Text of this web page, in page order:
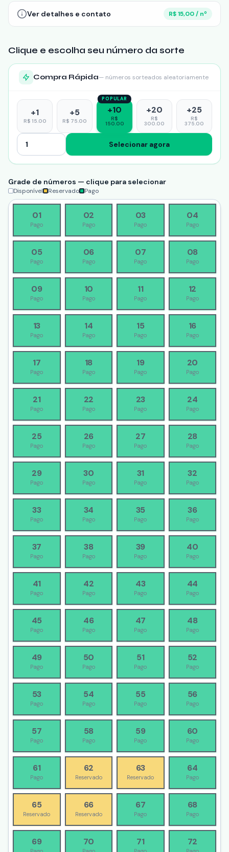
Ver detalhes e contato R$ 15,00 / nº
Clique e escolha seu número da sorte
Compra Rápida— números sorteados aleatoriamente
+1
R$ 15.00
+5
R$ 75.00
POPULAR
+10
R$
150.00
+20
R$
300.00
+25
R$
375.00
Selecionar agora
Grade de números — clique para selecionar
Disponível Reservado Pago
01
Pago
02
Pago
03
Pago
04
Pago
05
Pago
06
Pago
07
Pago
08
Pago
09
Pago
10
Pago
11
Pago
12
Pago
13
Pago
14
Pago
15
Pago
16
Pago
17
Pago
18
Pago
19
Pago
20
Pago
21
Pago
22
Pago
23
Pago
24
Pago
25
Pago
26
Pago
27
Pago
28
Pago
29
Pago
30
Pago
31
Pago
32
Pago
33
Pago
34
Pago
35
Pago
36
Pago
37
Pago
38
Pago
39
Pago
40
Pago
41
Pago
42
Pago
43
Pago
44
Pago
45
Pago
46
Pago
47
Pago
48
Pago
49
Pago
50
Pago
51
Pago
52
Pago
53
Pago
54
Pago
55
Pago
56
Pago
57
Pago
58
Pago
59
Pago
60
Pago
61
Pago
62
Reservado
63
Reservado
64
Pago
65
Reservado
66
Reservado
67
Pago
68
Pago
69 70 71 72